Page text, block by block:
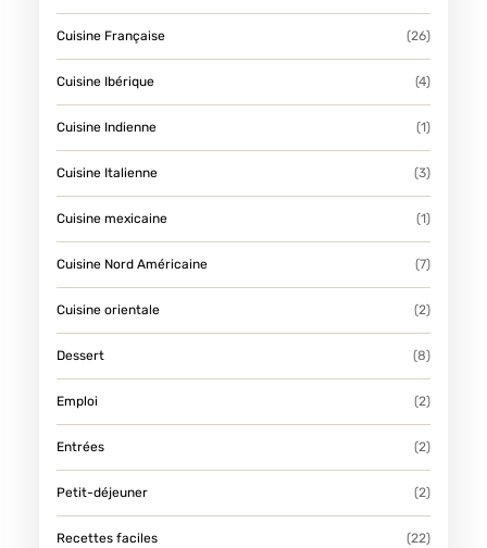
Cuisine Française (26)
Cuisine Ibérique (4)
Cuisine Indienne (1)
Cuisine Italienne (3)
Cuisine mexicaine (1)
Cuisine Nord Américaine (7)
Cuisine orientale (2)
Dessert (8)
Emploi (2)
Entrées (2)
Petit-déjeuner (2)
Recettes faciles (22)